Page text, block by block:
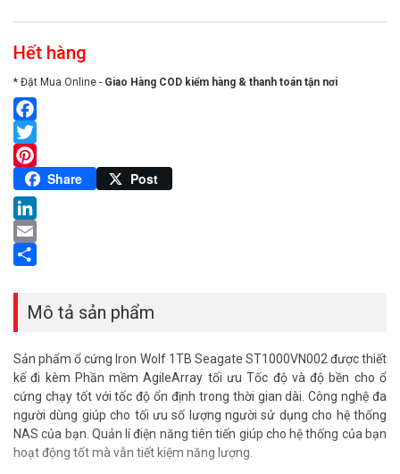
Hết hàng
* Đặt Mua Online - Giao Hàng COD kiểm hàng & thanh toán tận nơi
Facebook
Twitter
Pinterest
Share Post
LinkedIn
Email
Mô tả sản phẩm
Sản phẩm ổ cứng Iron Wolf 1TB Seagate ST1000VN002 được thiết
kế đi kèm Phần mềm AgileArray tối ưu Tốc độ và độ bền cho ổ
cứng chạy tốt với tốc độ ổn định trong thời gian dài. Công nghệ đa
người dùng giúp cho tối ưu số lượng người sử dụng cho hệ thống
NAS của bạn. Quản lí điện năng tiên tiến giúp cho hệ thống của bạn
hoạt động tốt mà vẫn tiết kiệm năng lượng.